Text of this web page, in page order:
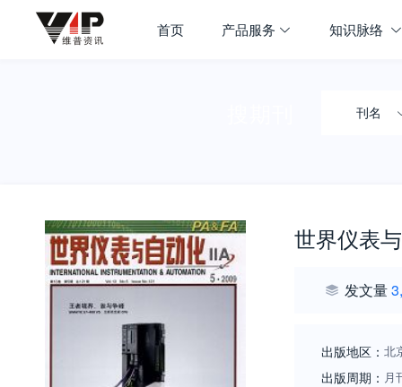
首页 产品服务 知识脉络
刊名
世界仪表
发文量
出版地区： 北
出版周期： 月